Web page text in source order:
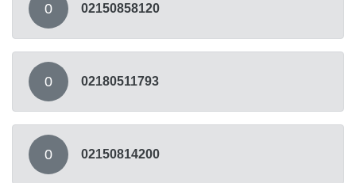
0 02150858120
0 02180511793
0 02150814200